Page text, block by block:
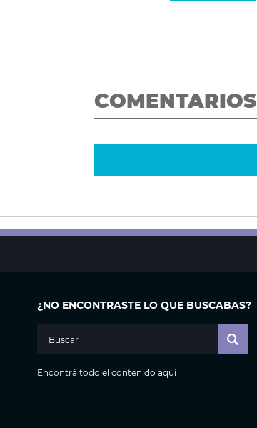
COMENTARIOS
¿NO ENCONTRASTE LO QUE BUSCABAS?
Encontrá todo el contenido aquí